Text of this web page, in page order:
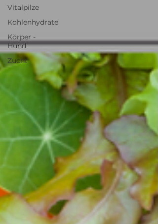
Vitalpilze
Kohlenhydrate
Körper -
Hund
Zucht